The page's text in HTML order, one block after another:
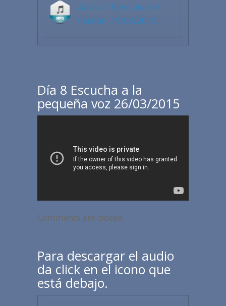
Audio 7 Ejercicio del
Perdón: 19/03/2015
Día 8 Escucha a la
pequeña voz 26/03/2015
Comments are closed.
Para descargar el audio
da click en el icono que
está debajo.